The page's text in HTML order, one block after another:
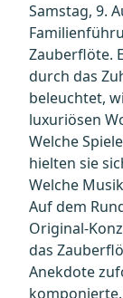
Samstag, 9.
Zauberflöte.
durch das
beleuchtet,
luxuriösen
Welche
hielten sie
Welche
Auf dem
Original-
das
Anekdote
komponierte.